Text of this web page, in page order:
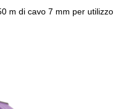
m di cavo 7 mm per utilizzo